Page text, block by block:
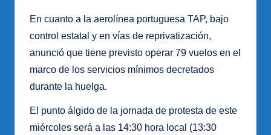
En cuanto a la aerolínea portuguesa TAP, bajo
control estatal y en vías de reprivatización,
anunció que tiene previsto operar 79 vuelos en el
marco de los servicios mínimos decretados
durante la huelga.
El punto álgido de la jornada de protesta de este
miércoles será a las 14:30 hora local (13:30